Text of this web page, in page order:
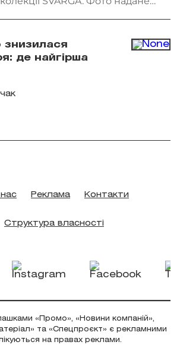
знизилася
де найгірша
Реклама Контакти
Структура власності
«Промо», «Новини компаній»,
та «Спецпроєкт» є рекламними
на правах реклами.